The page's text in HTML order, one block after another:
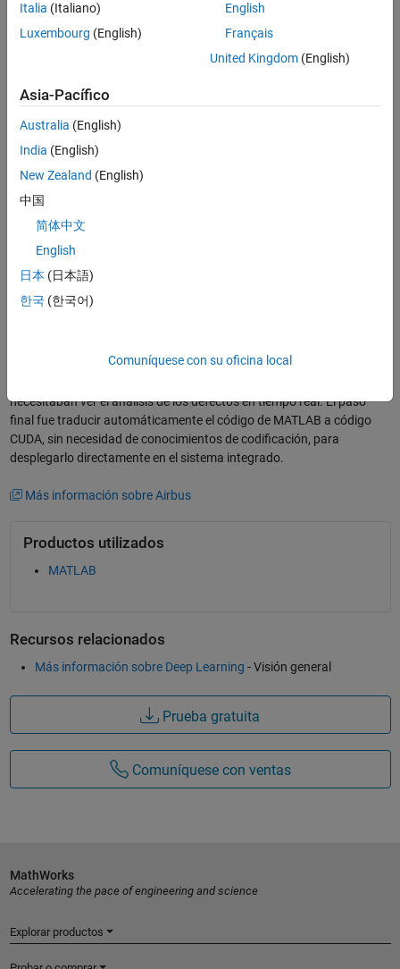
el
vídeo
¿Cómo se crea un sólido modelo de IA de
extremo a extremo para detectar
automáticamente defectos en conductos de
una aeronave? Ese fue el gran desafío de
Airbus, que utilizó MATLAB
prototipado y desarrollar modelos de Deep
Learning rápidamente para satisfacer sus
necesidades.
En colaboración con el equipo de MathWorks Consulting Services,
Airbus adoptó MATLAB para abordar los tres pasos principales del
proceso. El primer paso era contar con una herramienta integrada
segmentación semántica, además de un entorno fácil e interactivo
Learning de MATLAB, se utilizaron para medir las distancias y
necesitaban ver el análisis de los defectos en tiempo real. El paso
final fue traducir automáticamente el código de MATLAB a código
CUDA, sin necesidad de conocimientos de codificación, para
desplegarlo directamente en el sistema integrado.
Más información sobre Airbus
Productos utilizados
MATLAB
Recursos relacionados
Más información sobre Deep Learning - Visión general
Prueba gratuita
Comuníquese con ventas
Italia (Italiano)
Luxembourg (English)
English
Français
United Kingdom(English)
Asia-Pacífico
Australia (English)
India (English)
New Zealand (English)
中国
简体中文
English
日本 (日本語)
한국 (한국어)
Comuníquese con su oficina local
MathWorks
Accelerating the pace of engineering and science
Explorar productos